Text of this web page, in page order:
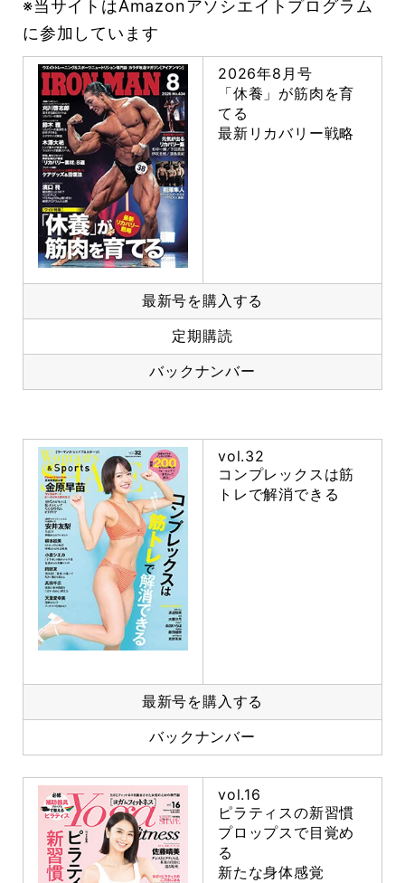
※当サイトはAmazonアソシエイトプログラム
に参加しています
2026年8月号
「休養」が筋肉を育
てる
最新リカバリー戦略
最新号を購入する
定期購読
バックナンバー
vol.32
コンプレックスは筋
トレで解消できる
最新号を購入する
バックナンバー
vol.16
ピラティスの新習慣
プロップスで目覚め
る
新たな身体感覚